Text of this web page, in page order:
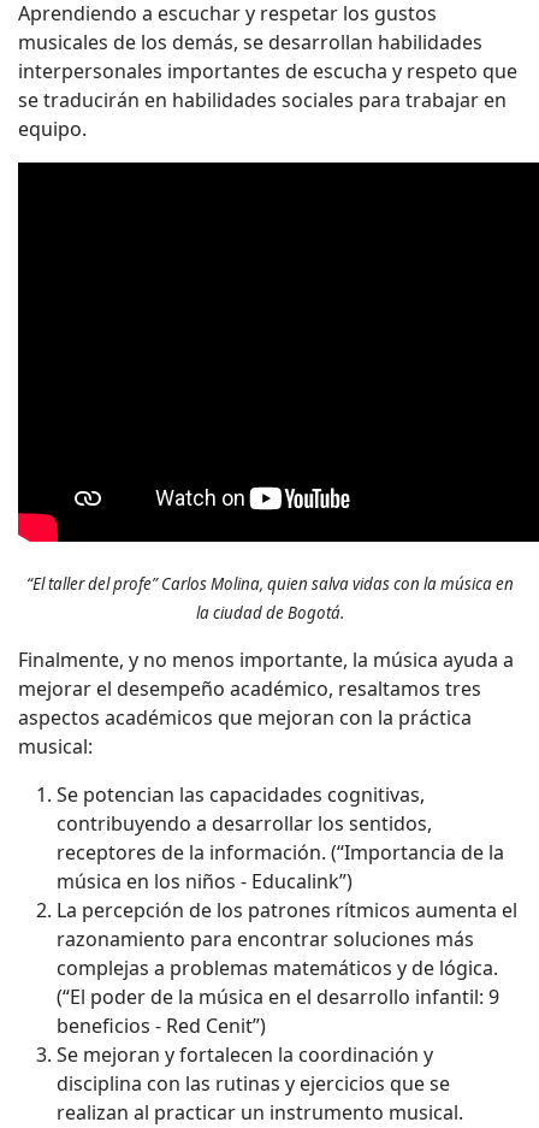
Aprendiendo a escuchar y respetar los gustos
musicales de los demás, se desarrollan habilidades
interpersonales importantes de escucha y respeto que
se traducirán en habilidades sociales para trabajar en
equipo.
“El taller del profe” Carlos Molina, quien salva vidas con la música en
la ciudad de Bogotá.
Finalmente, y no menos importante, la música ayuda a
mejorar el desempeño académico, resaltamos tres
aspectos académicos que mejoran con la práctica
musical:
Se potencian las capacidades cognitivas,
contribuyendo a desarrollar los sentidos,
receptores de la información. (“Importancia de la
música en los niños - Educalink”)
La percepción de los patrones rítmicos aumenta el
razonamiento para encontrar soluciones más
complejas a problemas matemáticos y de lógica.
(“El poder de la música en el desarrollo infantil: 9
beneficios - Red Cenit”)
Se mejoran y fortalecen la coordinación y
disciplina con las rutinas y ejercicios que se
realizan al practicar un instrumento musical.